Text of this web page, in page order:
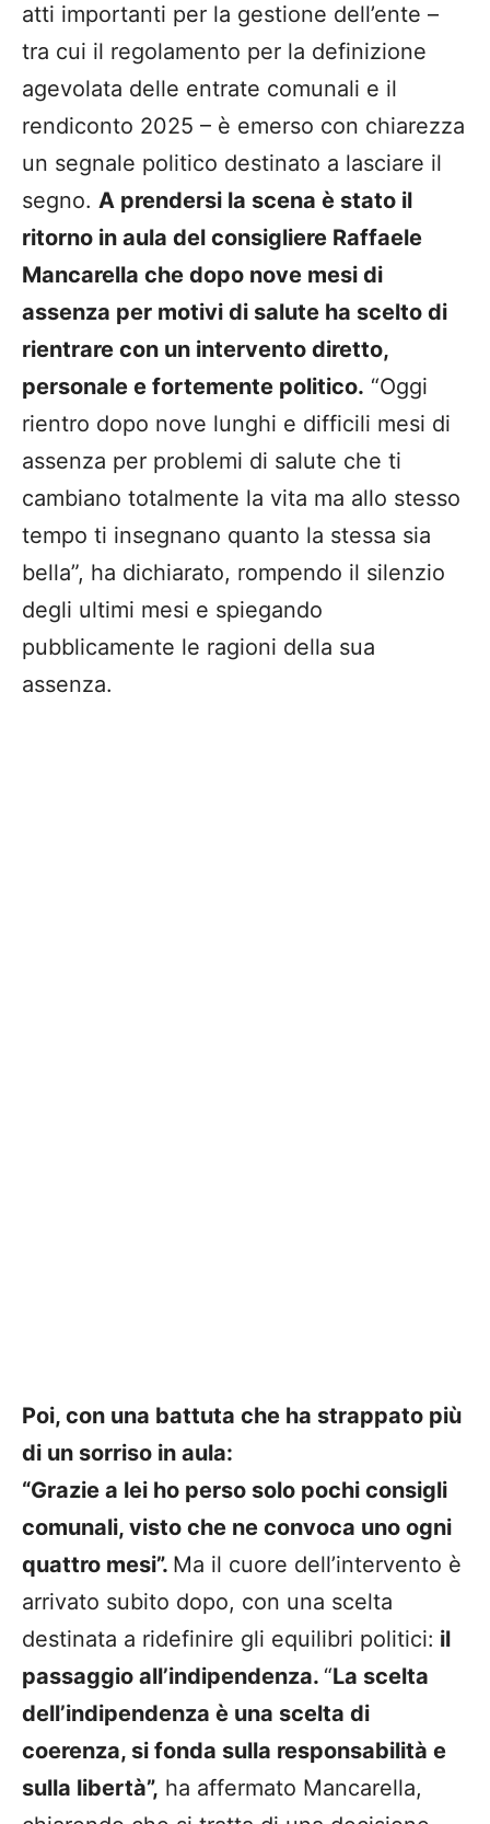
atti importanti per la gestione dell’ente –
tra cui il regolamento per la definizione
agevolata delle entrate comunali e il
rendiconto 2025 – è emerso con chiarezza
un segnale politico destinato a lasciare il
segno. A prendersi la scena è stato il
ritorno in aula del consigliere Raffaele
Mancarella che dopo nove mesi di
assenza per motivi di salute ha scelto di
rientrare con un intervento diretto,
personale e fortemente politico. “Oggi
rientro dopo nove lunghi e difficili mesi di
assenza per problemi di salute che ti
cambiano totalmente la vita ma allo stesso
tempo ti insegnano quanto la stessa sia
bella”, ha dichiarato, rompendo il silenzio
degli ultimi mesi e spiegando
pubblicamente le ragioni della sua
assenza.
Poi, con una battuta che ha strappato più
di un sorriso in aula:
“Grazie a lei ho perso solo pochi consigli
comunali, visto che ne convoca uno ogni
quattro mesi”. Ma il cuore dell’intervento è
arrivato subito dopo, con una scelta
destinata a ridefinire gli equilibri politici: il
passaggio all’indipendenza. “La scelta
dell’indipendenza è una scelta di
coerenza, si fonda sulla responsabilità e
sulla libertà”, ha affermato Mancarella,